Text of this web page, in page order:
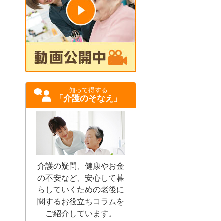
知って得する
「介護のそなえ」
介護の疑問、健康やお金
の不安など、安心して暮
らしていくための老後に
関するお役立ちコラムを
ご紹介しています。